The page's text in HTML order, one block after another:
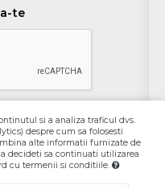
te
si a analiza traficul dvs.
despre cum sa folosesti
alte informatii furnizate de
decideti sa continuati utilizarea
cu termenii si conditiile.